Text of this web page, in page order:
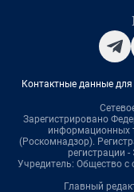
Контактные данные
Зарегистрировано
информационных
(Роскомнадзор).
регистрации
Учредитель: Общество
Главный